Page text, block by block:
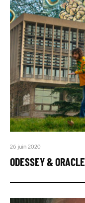
26 juin 2020
ODESSEY & ORACLE